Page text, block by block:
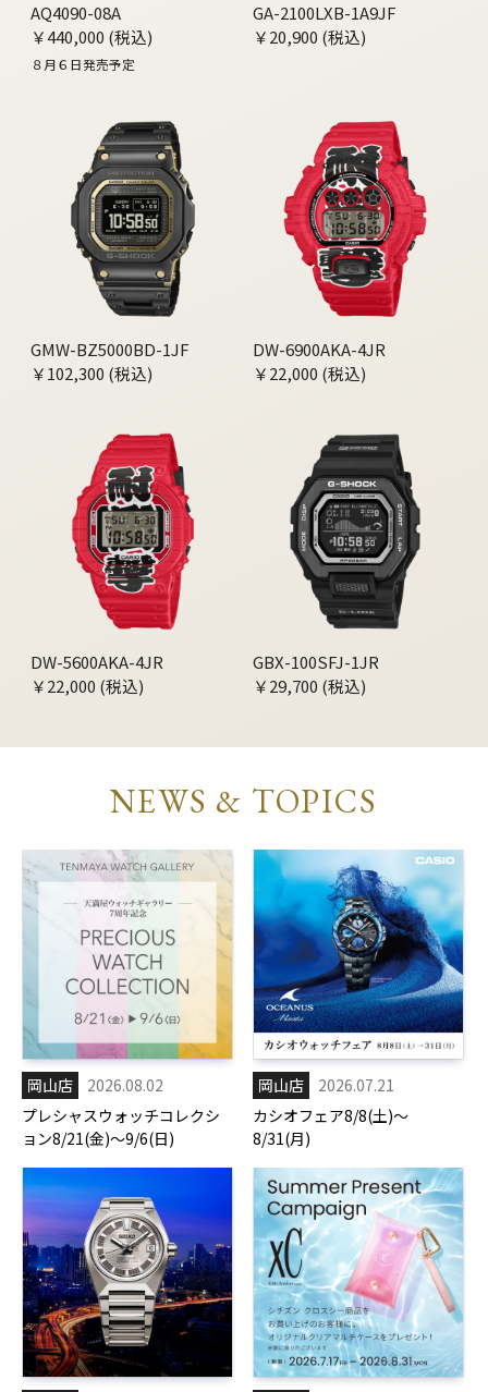
AQ4090-08A
￥440,000 (税込)
８月６日発売予定
GA-2100LXB-1A9JF
￥20,900 (税込)
GMW-BZ5000BD-1JF
￥102,300 (税込)
DW-6900AKA-4JR
￥22,000 (税込)
DW-5600AKA-4JR
￥22,000 (税込)
GBX-100SFJ-1JR
￥29,700 (税込)
NEWS & TOPICS
岡山店
2026.08.02
プレシャスウォッチコレクシ
ョン8/21(金)～9/6(日)
岡山店
2026.07.21
カシオフェア8/8(土)～
8/31(月)